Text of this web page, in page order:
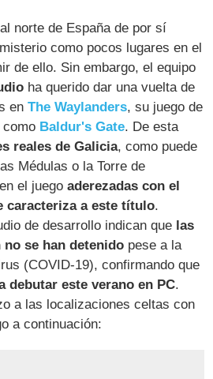
al norte de España de por sí
como pocos lugares en el
de ello. Sin embargo, el equipo
ha querido dar una vuelta de
enThe Waylanders, su juego de
Baldur's Gate. De esta
reales de Galicia, como puede
Médulas o la Torre de
el juegoaderezadas con el
caracteriza a este título.
de desarrollo indican que las
se han detenido pese a la
(COVID-19), confirmando que
debutar este verano en PC.
a las localizaciones celtas con
a continuación: